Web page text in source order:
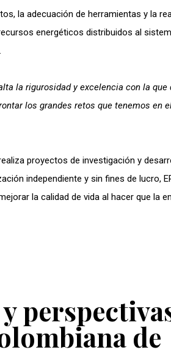
la adecuación de herramientas y la
energéticos distribuidos al
la rigurosidad y excelencia con la que
los grandes retos que tenemos en
proyectos de investigación y
independiente y sin fines de lucro,
la calidad de vida al hacer que la
de